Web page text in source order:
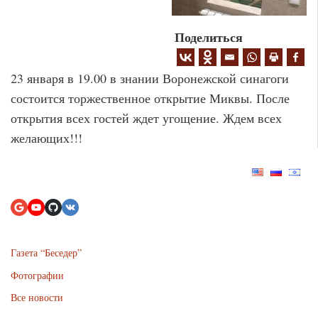
Поделиться
23 января в 19.00 в знании Воронежской синагоги
состоится торжественное открытие Миквы. После
открытия всех гостей ждет угощение. Ждем всех
желающих!!!
Газета “Беседер”
Фотографии
Все новости